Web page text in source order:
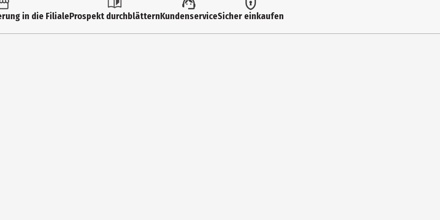
sollte Ihrem Hund immer zur Verfügung stehen. 2-5 Stück pro Tag.
in die FilialeProspekt durchblätternKundenserviceSicher einkaufen